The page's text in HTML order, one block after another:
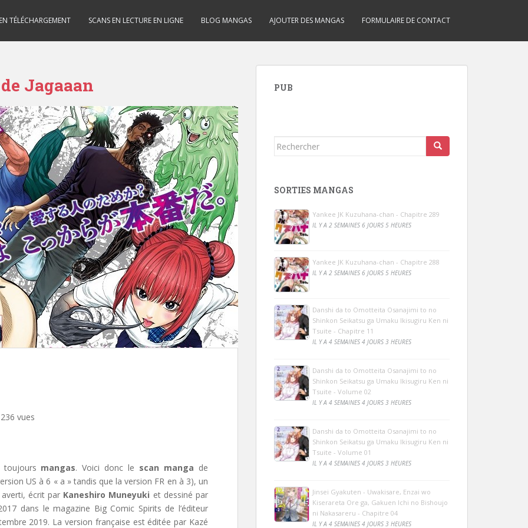
TÉLÉCHARGEMENT SCANS EN LECTURE EN LIGNE BLOG MANGAS AJOUTER DES MANGAS FORMULAIRE DE CONTACT
Jagaaan
vues
toujours mangas. Voici donc le scan manga de
US à 6 « a » tandis que la version FR en à 3),un
écrit par Kaneshiro Muneyuki et dessiné par
dans le magazine Big Comic Spirits de l’éditeur
2019. La version française est éditée par Kazé
PUB
Rechercher...
SORTIES MANGAS
Yankee JK Kuzuhana-chan - Chapitre 289
IL Y A 2 SEMAINES 6 JOURS 5 HEURES
Yankee JK Kuzuhana-chan - Chapitre 288
IL Y A 2 SEMAINES 6 JOURS 5 HEURES
Danshi da to Omotteita Osanajimi to no
Shinkon Seikatsu ga Umaku Ikisugiru Ken ni
Tsuite - Chapitre 11
IL Y A 4 SEMAINES 4 JOURS 3 HEURES
Danshi da to Omotteita Osanajimi to no
Shinkon Seikatsu ga Umaku Ikisugiru Ken ni
Tsuite - Volume 02
IL Y A 4 SEMAINES 4 JOURS 3 HEURES
Danshi da to Omotteita Osanajimi to no
Shinkon Seikatsu ga Umaku Ikisugiru Ken ni
Tsuite - Volume 01
IL Y A 4 SEMAINES 4 JOURS 3 HEURES
Jinsei Gyakuten - Uwakisare, Enzai wo
Kiserareta Ore ga, Gakuen Ichi no Bishoujo
ni Nakasareru - Chapitre 04
IL Y A 4 SEMAINES 4 JOURS 3 HEURES